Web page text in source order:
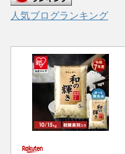
人気ブログランキング